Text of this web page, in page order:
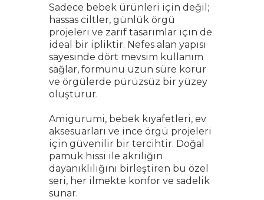
Sadece bebek ürünleri için değil;
hassas ciltler, günlük örgü
projeleri ve zarif tasarımlar için de
ideal bir ipliktir. Nefes alan yapısı
sayesinde dört mevsim kullanım
sağlar, formunu uzun süre korur
ve örgülerde pürüzsüz bir yüzey
oluşturur.
Amigurumi, bebek kıyafetleri, ev
aksesuarları ve ince örgü projeleri
için güvenilir bir tercihtir. Doğal
pamuk hissi ile akriliğin
dayanıklılığını birleştiren bu özel
seri, her ilmekte konfor ve sadelik
sunar.